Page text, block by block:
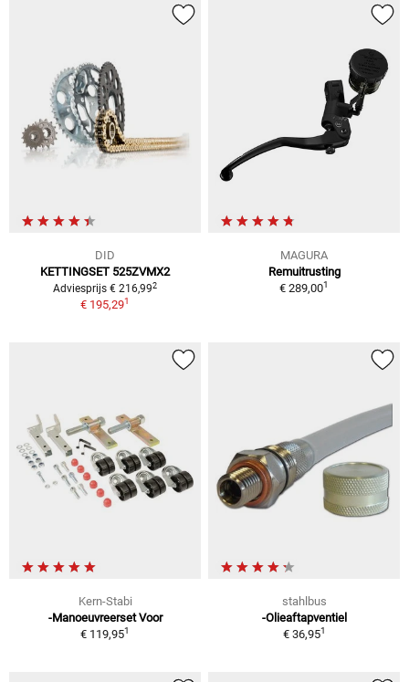
DID
KETTINGSET 525ZVMX2
Adviesprijs € 216,992
€ 195,291
MAGURA
Remuitrusting
€ 289,001
Kern-Stabi
-Manoeuvreerset Voor
€ 119,951
stahlbus
-Olieaftapventiel
€ 36,951